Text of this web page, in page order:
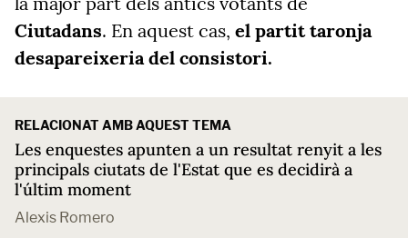
Ciutadans. En aquest cas, el partit taronja
desapareixeria del consistori.
RELACIONAT AMB AQUEST TEMA
Les enquestes apunten a un resultat renyit a les
principals ciutats de l'Estat que es decidirà a
l'últim moment
Alexis Romero